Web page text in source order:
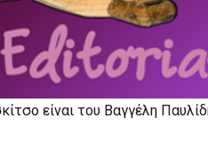
είναι του Βαγγέλη